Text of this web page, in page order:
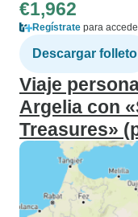
€1,962
Regístrate para
Descargar folleto
Viaje
Argelia con
Treasures»